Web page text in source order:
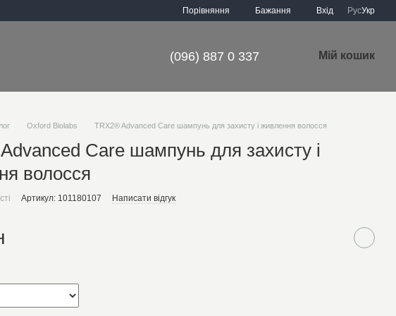
Порівняння Бажання Вхід РусУкр
(096) 887 0 337 Мій кошик
Oxford Biolabs TRX2® Advanced Care шампунь для захисту і живлення волосся
Care шампунь для захисту і
волосся
Артикул: 101180107 Написати відгук